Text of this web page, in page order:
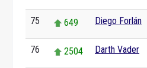
75 649 Diego Forlán
76 2504 Darth Vader